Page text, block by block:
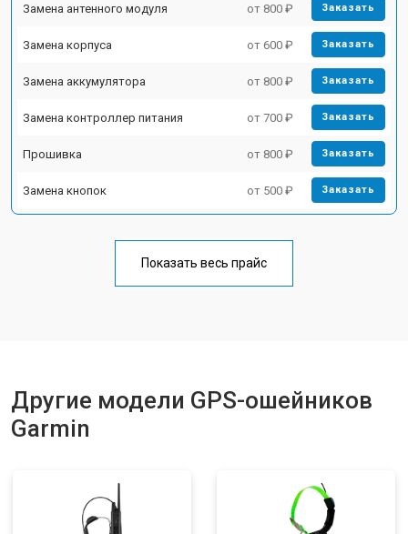
Замена антенного модуля от 800 ₽ Заказать
Замена корпуса от 600 ₽ Заказать
Замена аккумулятора от 800 ₽ Заказать
Замена контроллер питания от 700 ₽ Заказать
Прошивка от 800 ₽ Заказать
Замена кнопок от 500 ₽ Заказать
Показать весь прайс
Другие модели GPS-ошейников
Garmin